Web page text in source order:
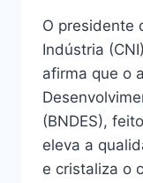
O presidente
Indústria
afirma que o
(BNDES),
eleva a
e cristaliza o